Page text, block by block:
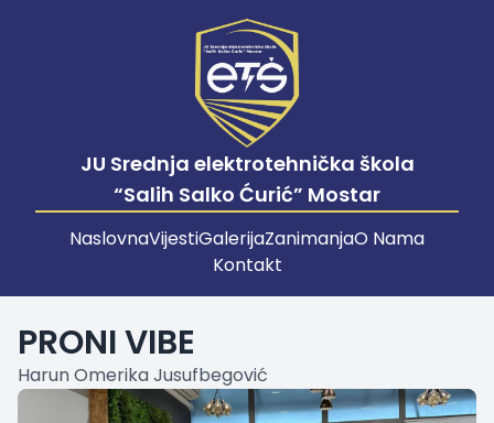
JU Srednja elektrotehnička škola
“Salih Salko Ćurić” Mostar
NaslovnaVijestiGalerijaZanimanjaO Nama
Kontakt
PRONI VIBE
Harun Omerika Jusufbegović